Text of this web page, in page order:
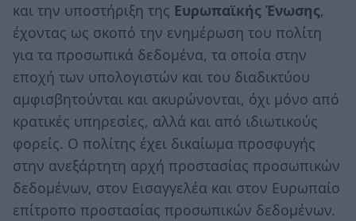
και την υποστήριξη της Ευρωπαϊκής Ένωσης,
έχοντας ως σκοπό την ενημέρωση του πολίτη
για τα προσωπικά δεδομένα, τα οποία στην
εποχή των υπολογιστών και του διαδικτύου
αμφισβητούνται και ακυρώνονται, όχι μόνο από
κρατικές υπηρεσίες, αλλά και από ιδιωτικούς
φορείς. Ο πολίτης έχει δικαίωμα προσφυγής
στην ανεξάρτητη αρχή προστασίας προσωπικών
δεδομένων, στον Εισαγγελέα και στον Ευρωπαίο
επίτροπο προστασίας προσωπικών δεδομένων.